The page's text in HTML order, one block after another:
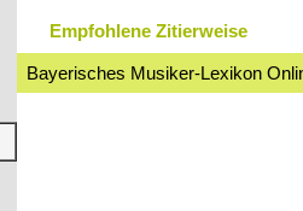
Empfohlene Zitierweise
Bayerisches Musiker-Lexikon